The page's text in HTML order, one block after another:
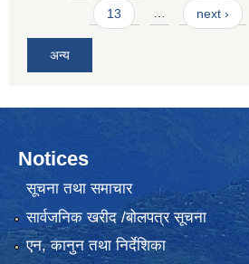
13 … next ›
अन्य
Notices
सूचना तथा समाचार
सार्वजनिक खरीद /बोलपत्र सूचना
एन, कानुन तथा निर्देशिका